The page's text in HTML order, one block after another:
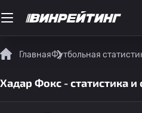
ГлавнаяФутбольная
Хадар Фокс - статистика и